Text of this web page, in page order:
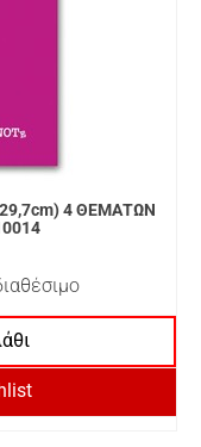
4 ΘΕΜΑΤΩΝ